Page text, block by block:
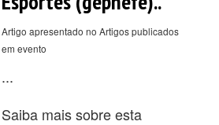
Artigo apresentado no Artigos publicados
em evento
...
Saiba mais sobre esta